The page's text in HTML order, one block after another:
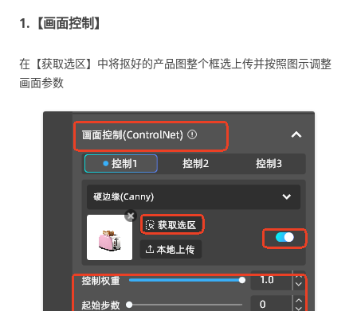
1.【画面控制】
在【获取选区】中将抠好的产品图整个框选上传并按照图示调整
画面参数